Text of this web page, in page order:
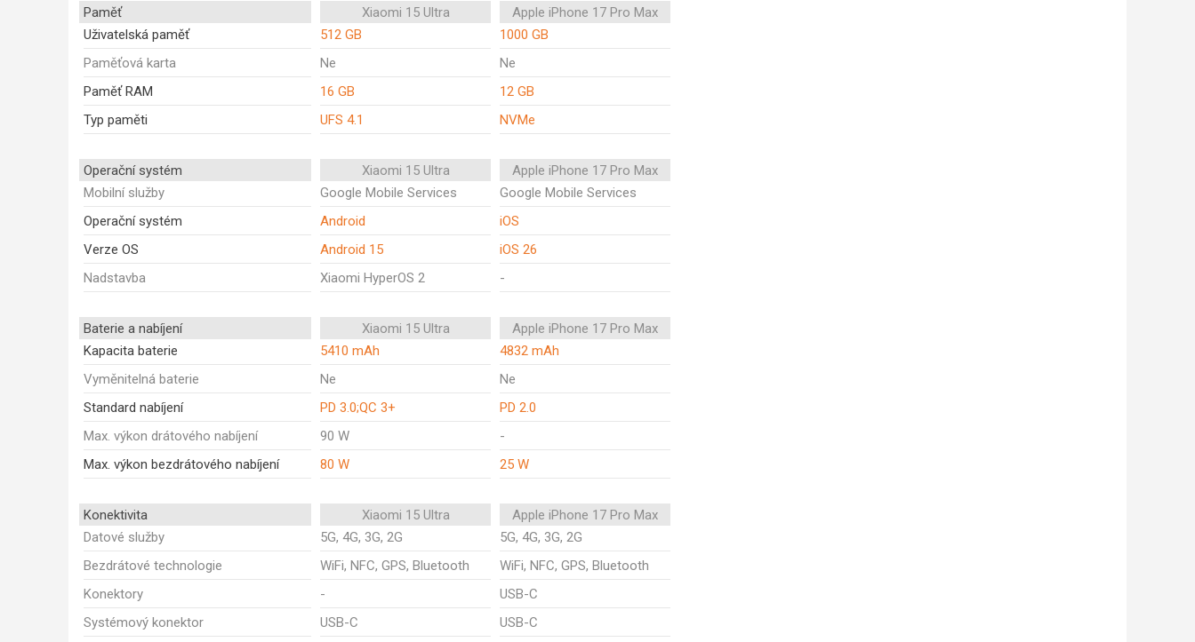
Paměť Xiaomi 15 Ultra
Apple iPhone 17 Pro Max
Uživatelská paměť
512 GB
1000 GB
Paměťová karta
Ne
Ne
Paměť RAM
16 GB
12 GB
Typ paměti
UFS 4.1 NVMe
Operační systém Xiaomi 15 Ultra
Apple iPhone 17 Pro Max
Mobilní služby
Google Mobile Services
Google Mobile Services
Operační systém
Android
iOS
Verze OS
Android 15
iOS 26
Nadstavba
Xiaomi HyperOS 2 -
Baterie a nabíjení Xiaomi 15 Ultra
Apple iPhone 17 Pro Max
Kapacita baterie
5410 mAh
4832 mAh
Vyměnitelná baterie
Ne
Ne
Standard nabíjení
PD 3.0;QC 3+
PD 2.0
Max. výkon drátového nabíjení
90 W
-
Max. výkon bezdrátového nabíjení
80 W 25 W
Konektivita Xiaomi 15 Ultra
Apple iPhone 17 Pro Max
Datové služby
5G, 4G, 3G, 2G
5G, 4G, 3G, 2G
Bezdrátové technologie
WiFi, NFC, GPS, Bluetooth
WiFi, NFC, GPS, Bluetooth
Konektory
-
USB-C
Systémový konektor
USB-C
USB-C